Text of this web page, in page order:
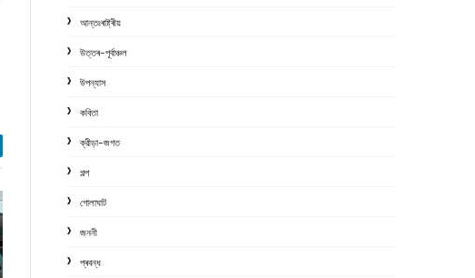
আন্তঃৰাষ্ট্ৰীয়
উত্তৰ-পূৰ্বাঞ্চল
উপন্যাস
কবিতা
ক্রীড়া-জগত
গল্প
গোলাঘাট
জননী
প্ৰবন্ধ